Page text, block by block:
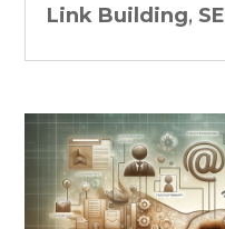
Link Building,